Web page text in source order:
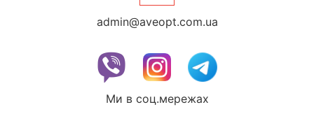
admin@aveopt.com.ua
Ми в соц.мережах